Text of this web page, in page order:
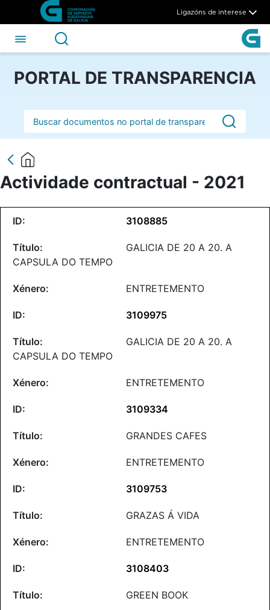
Skip to Main Content
Actividade contractual -
Ligazóns de interese
PORTAL DE TRANSPARENCIA
Barra de busca
Actividade contractual - 2021
3108885
GALICIA DE 20 A 20. A
CAPSULA DO TEMPO
ENTRETEMENTO
3109975
GALICIA DE 20 A 20. A
CAPSULA DO TEMPO
ENTRETEMENTO
3109334
GRANDES CAFES
ENTRETEMENTO
3109753
GRAZAS Á VIDA
ENTRETEMENTO
3108403
GREEN BOOK